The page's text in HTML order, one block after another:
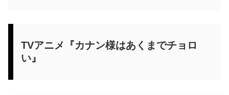
TVアニメ『カナン様はあくまでチョロ
い』